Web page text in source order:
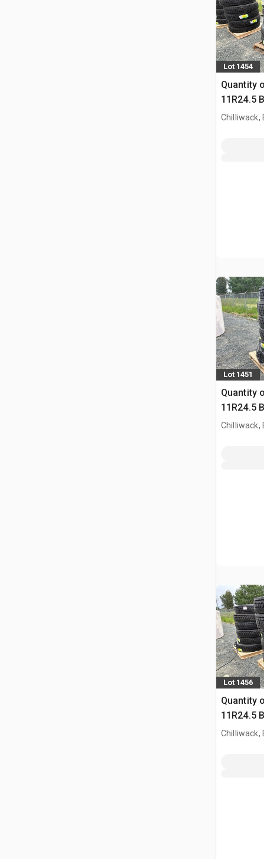
Lot 1454
Quantity
11R24.5
Truck
Chilliwack,
Lot 1451
Quantity
11R24.5
Truck
Chilliwack,
Lot 1456
Quantity
11R24.5
Truck
Chilliwack,